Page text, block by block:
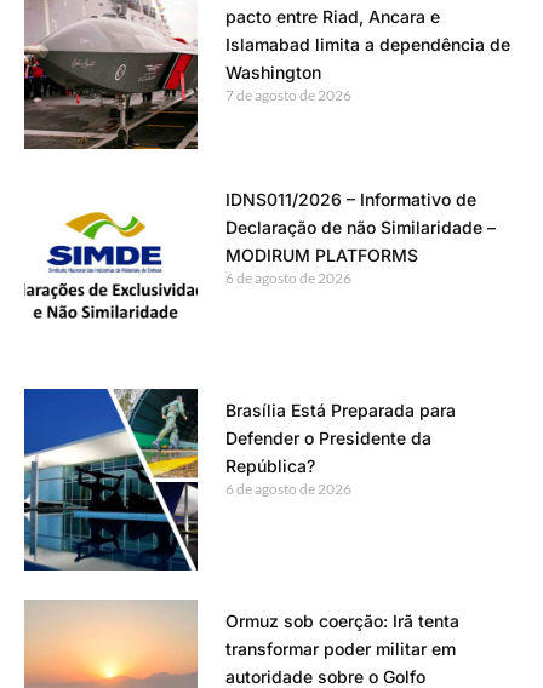
pacto entre Riad, Ancara e
Islamabad limita a dependência de
Washington
7 de agosto de 2026
IDNS011/2026 – Informativo de
Declaração de não Similaridade –
MODIRUM PLATFORMS
6 de agosto de 2026
Brasília Está Preparada para
Defender o Presidente da
República?
6 de agosto de 2026
Ormuz sob coerção: Irã tenta
transformar poder militar em
autoridade sobre o Golfo